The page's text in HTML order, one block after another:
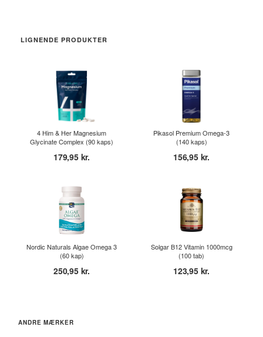
LIGNENDE PRODUKTER
4 Him & Her Magnesium
Glycinate Complex (90 kaps)
179,95 kr.
Pikasol Premium Omega-3
(140 kaps)
156,95 kr.
Nordic Naturals Algae Omega 3
(60 kap)
250,95 kr.
Solgar B12 Vitamin 1000mcg
(100 tab)
123,95 kr.
ANDRE MÆRKER